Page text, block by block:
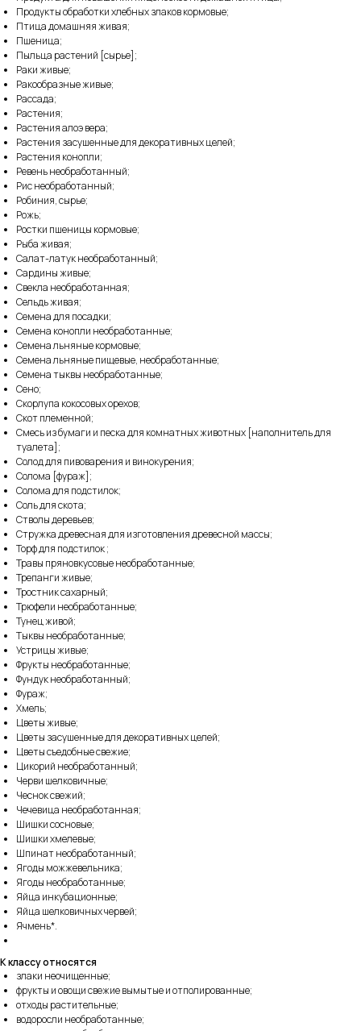
Продукты обработки хлебных злаков кормовые;
Птица домашняя живая;
Пшеница;
Пыльца растений [сырье];
Раки живые;
Ракообразные живые;
Рассада;
Растения;
Растения алоэ вера;
Растения засушенные для декоративных целей;
Растения конопли;
Ревень необработанный;
Рис необработанный;
Робиния, сырье;
Рожь;
Ростки пшеницы кормовые;
Рыба живая;
Салат-латук необработанный;
Сардины живые;
Свекла необработанная;
Сельдь живая;
Семена для посадки;
Семена конопли необработанные;
Семена льняные кормовые;
Семена льняные пищевые, необработанные;
Семена тыквы необработанные;
Сено;
Скорлупа кокосовых орехов;
Скот племенной;
Смесь из бумаги и песка для комнатных животных [наполнитель для
туалета];
Солод для пивоварения и винокурения;
Солома [фураж];
Солома для подстилок;
Соль для скота;
Стволы деревьев;
Стружка древесная для изготовления древесной массы;
Торф для подстилок ;
Травы пряновкусовые необработанные;
Трепанги живые;
Тростник сахарный;
Трюфели необработанные;
Тунец живой;
Тыквы необработанные;
Устрицы живые;
Фрукты необработанные;
Фундук необработанный;
Фураж;
Хмель;
Цветы живые;
Цветы засушенные для декоративных целей;
Цветы съедобные свежие;
Цикорий необработанный;
Черви шелковичные;
Чеснок свежий;
Чечевица необработанная;
Шишки сосновые;
Шишки хмелевые;
Шпинат необработанный;
Ягоды можжевельника;
Ягоды необработанные;
Яйца инкубационные;
Яйца шелковичных червей;
Ячмень*.
К классу относятся
злаки неочищенные;
фрукты и овощи свежие вымытые и отполированные;
отходы растительные;
водоросли необработанные;